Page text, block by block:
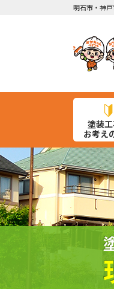
明石市・神
塗装
お考え